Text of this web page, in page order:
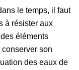
le temps, il faut
à résister aux
éléments
son
des eaux de